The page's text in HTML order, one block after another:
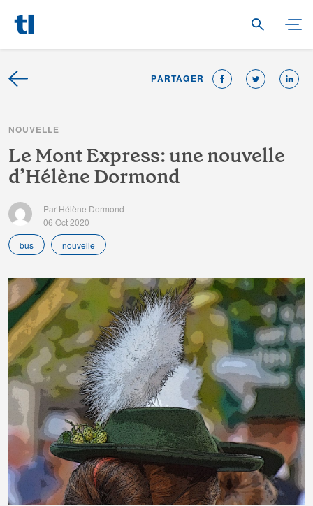
PARTAGER
NOUVELLE
LeMontExpress:unenouvelle
d’HélèneDormond
Par Hélène Dormond
06 Oct 2020
bus
nouvelle